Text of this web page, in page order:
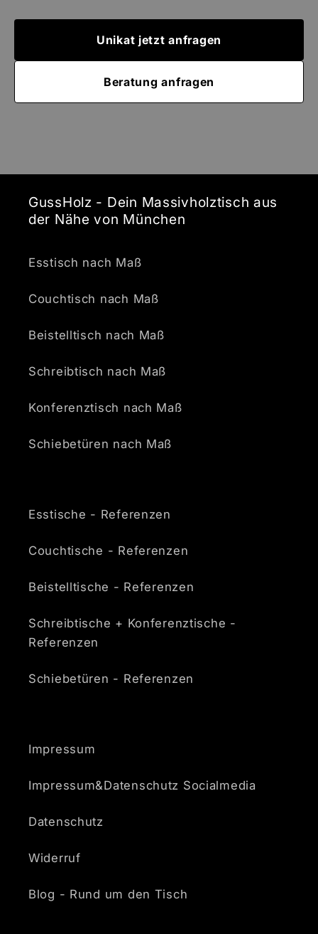
Unikat jetzt anfragen
Beratung anfragen
GussHolz - Dein Massivholztisch aus
der Nähe von München
Esstisch nach Maß
Couchtisch nach Maß
Beistelltisch nach Maß
Schreibtisch nach Maß
Konferenztisch nach Maß
Schiebetüren nach Maß
Esstische - Referenzen
Couchtische - Referenzen
Beistelltische - Referenzen
Schreibtische + Konferenztische -
Referenzen
Schiebetüren - Referenzen
Impressum
Impressum&Datenschutz Socialmedia
Datenschutz
Widerruf
Blog - Rund um den Tisch